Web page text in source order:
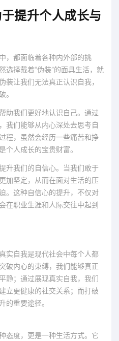
提升个人成长与
，都面临着各种内外部的挑
选择戴着“伪装”的面具生活，就
装让我们无法真正认识自我，
。
助我们更好地认识自己。通过
我们能够从内心深处去思考自
程，虽然会经历一些痛苦和挣
个人成长的宝贵财富。
升我们的自信心。当我们敢于
加坚定，从而在面对生活的压
。这种自信心的提升，不仅对
在职业生涯和人际交往中起到
实自我是现代社会中每个人都
破内心的束缚，我们能够真正
静；通过展现真实自我，我们
立更健康的社交关系；而打破
的重要途径。
态度，更是一种生活方式。它